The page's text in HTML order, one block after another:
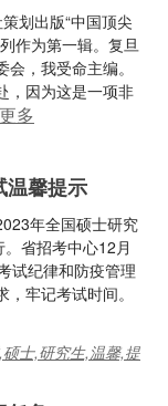
划出版“中国顶尖
作为第一辑。复旦
，我受命主编。
，因为这是一项非
多
温馨提示
年全国硕士研究
省招考中心12月
试纪律和防疫管理
牢记考试时间。
士,研究生,温馨,提